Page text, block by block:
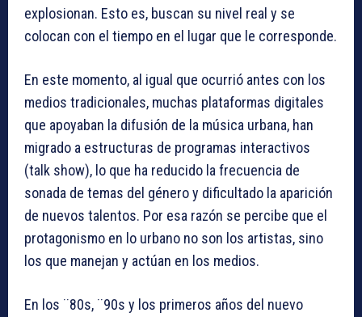
explosionan. Esto es, buscan su nivel real y se
colocan con el tiempo en el lugar que le corresponde.
En este momento, al igual que ocurrió antes con los
medios tradicionales, muchas plataformas digitales
que apoyaban la difusión de la música urbana, han
migrado a estructuras de programas interactivos
(talk show), lo que ha reducido la frecuencia de
sonada de temas del género y dificultado la aparición
de nuevos talentos. Por esa razón se percibe que el
protagonismo en lo urbano no son los artistas, sino
los que manejan y actúan en los medios.
En los ¨80s, ¨90s y los primeros años del nuevo